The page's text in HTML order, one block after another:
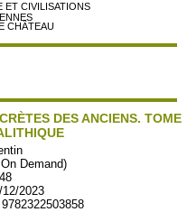
ET CIVILISATIONS
CHÂTEAU
DES ANCIENS. TOME
Demand)
2023